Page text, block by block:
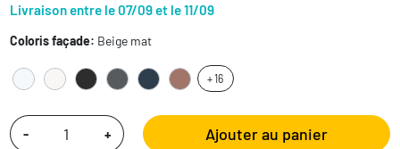
Livraison entre le 07/09 et le 11/09
Coloris façade: Beige mat
+ 16
- + Ajouter au panier